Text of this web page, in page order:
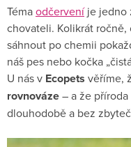
Témaodčerveníje jedno
chovateli. Kolikrát
sáhnout po chemii
náš pes nebo kočka
U nás v Ecopets věříme,
rovnováze– a že
dlouhodobě a bez